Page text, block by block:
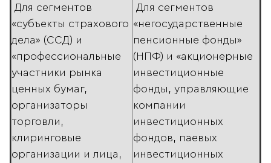
Для сегментов
«субъекты страхового
дела» (ССД) и
«профессиональные
участники рынка
ценных бумаг,
организаторы
торговли,
клиринговые
организации и лица,
Для сегментов
«негосударственные
пенсионные фонды»
(НПФ) и «акционерные
инвестиционные
фонды, управляющие
компании
инвестиционных
фондов, паевых
инвестиционных